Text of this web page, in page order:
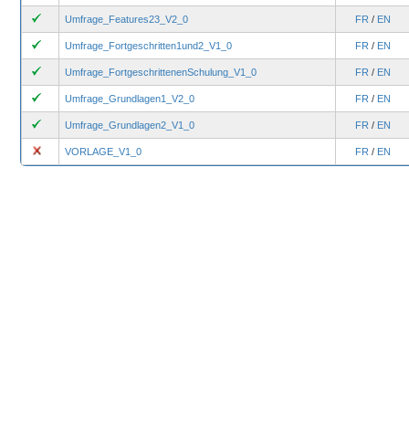
Umfrage_Features23_V2_0 FR / EN
Umfrage_Fortgeschritten1und2_V1_0 FR / EN
Umfrage_FortgeschrittenenSchulung_V1_0 FR / EN
Umfrage_Grundlagen1_V2_0 FR / EN
Umfrage_Grundlagen2_V1_0 FR / EN
VORLAGE_V1_0 FR / EN